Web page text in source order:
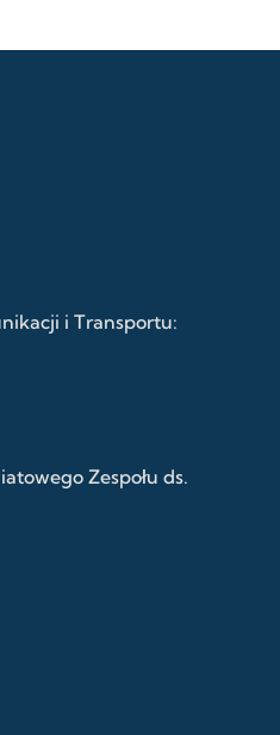
i Transportu:
Zespołu ds.